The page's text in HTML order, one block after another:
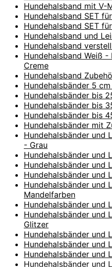
Hundehalsband mit V-
Hundehalsband SET
Hundehalsband SET
Hundehalsband und
Hundehalsband
Hundehalsband Weiß
Creme
Hundehalsband
Hundehalsbänder 5
Hundehalsbänder bis
Hundehalsbänder bis
Hundehalsbänder bis
Hundehalsbänder mit
Hundehalsbänder und
- Grau
Hundehalsbänder und
Hundehalsbänder und
Hundehalsbänder und
Hundehalsbänder und
Mandelfarben
Hundehalsbänder und
Hundehalsbänder und
Glitzer
Hundehalsbänder und
Hundehalsbänder und
Hundehalsbänder und
Hundehalsbänder und